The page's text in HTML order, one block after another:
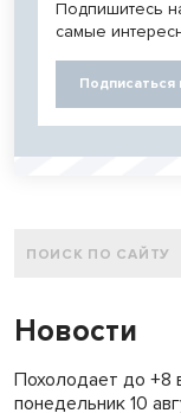
Подпишитесь
самые
Подписаться
Новости
Похолодает до +8
понедельник 10